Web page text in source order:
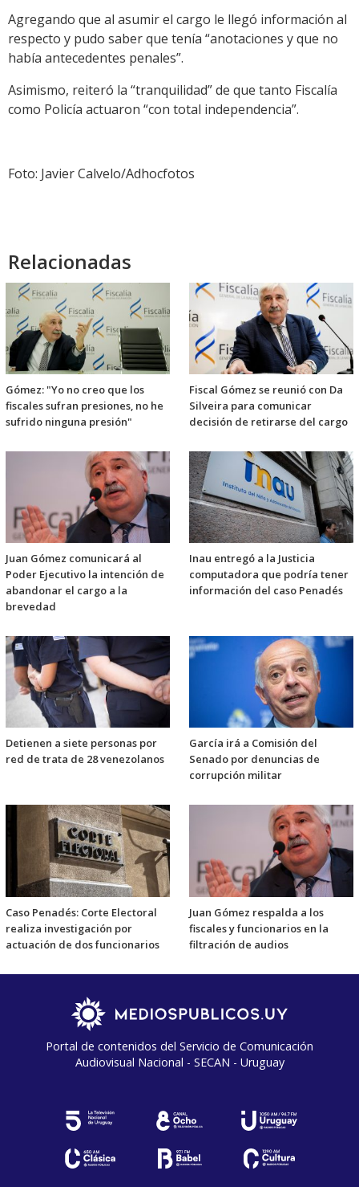
Agregando que al asumir el cargo le llegó información al
respecto y pudo saber que tenía “anotaciones y que no
había antecedentes penales”.
Asimismo, reiteró la “tranquilidad” de que tanto Fiscalía
como Policía actuaron “con total independencia”.
Foto: Javier Calvelo/Adhocfotos
Relacionadas
Gómez: "Yo no creo que los
fiscales sufran presiones, no he
sufrido ninguna presión"
Fiscal Gómez se reunió con Da
Silveira para comunicar
decisión de retirarse del cargo
Juan Gómez comunicará al
Poder Ejecutivo la intención de
abandonar el cargo a la
brevedad
Inau entregó a la Justicia
computadora que podría tener
información del caso Penadés
Detienen a siete personas por
red de trata de 28 venezolanos
García irá a Comisión del
Senado por denuncias de
corrupción militar
Caso Penadés: Corte Electoral
realiza investigación por
actuación de dos funcionarios
Juan Gómez respalda a los
fiscales y funcionarios en la
filtración de audios
Portal de contenidos del Servicio de Comunicación
Audiovisual Nacional - SECAN - Uruguay